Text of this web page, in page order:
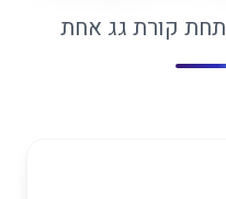
תחת קורת גג אחת